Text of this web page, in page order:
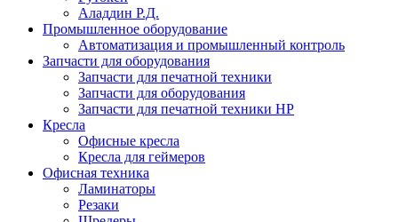
Аладдин Р.Д.
Промышленное оборудование
Автоматизация и промышленный контроль
Запчасти для оборудования
Запчасти для печатной техники
Запчасти для оборудования
Запчасти для печатной техники HP
Кресла
Офисные кресла
Кресла для геймеров
Офисная техника
Ламинаторы
Резаки